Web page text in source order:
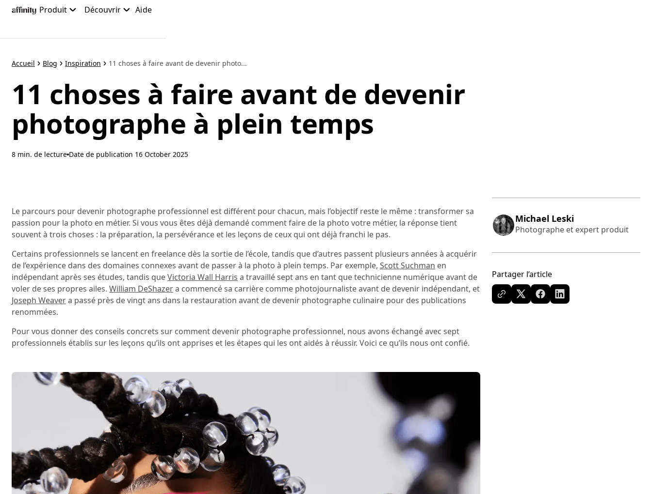
Accéder
principal
Produit Découvrir Aide
Accueil Blog Inspiration 11 choses à faire avant de devenir photo...
11 choses à faire avant de devenir
photographe à plein temps
8 min. de lecture Date de publication 16 October 2025
Le parcours pour devenir photographe professionnel est différent pour chacun, mais l’objectif reste le même : transformer sa
passion pour la photo en métier. Si vous vous êtes déjà demandé comment faire de la photo votre métier, la réponse tient
souvent à trois choses : la préparation, la persévérance et les leçons de ceux qui ont déjà franchi le pas.
Certains professionnels se lancent en freelance dès la sortie de l’école, tandis que d’autres passent plusieurs années à acquérir
de l’expérience dans des domaines connexes avant de passer à la photo à plein temps. Par exemple, Scott Suchman en
indépendant après ses études, tandis queVictoria Wall Harris a travaillé sept ans en tant que technicienne numérique avant de
voler de ses propres ailes. William DeShazera commencé sa carrière comme photojournaliste avant de devenir indépendant, et
Joseph Weavera passé près de vingt ans dans la restauration avant de devenir photographe culinaire pour des publications
renommées.
Pour vous donner des conseils concrets sur comment devenir photographe professionnel, nous avons échangé avec sept
professionnels établis sur les leçons qu’ils ont apprises et les étapes qui les ont aidés à réussir. Voici ce qu’ils nous ont confié.
Michael Leski
Photographe et expert produit
Partager l’article